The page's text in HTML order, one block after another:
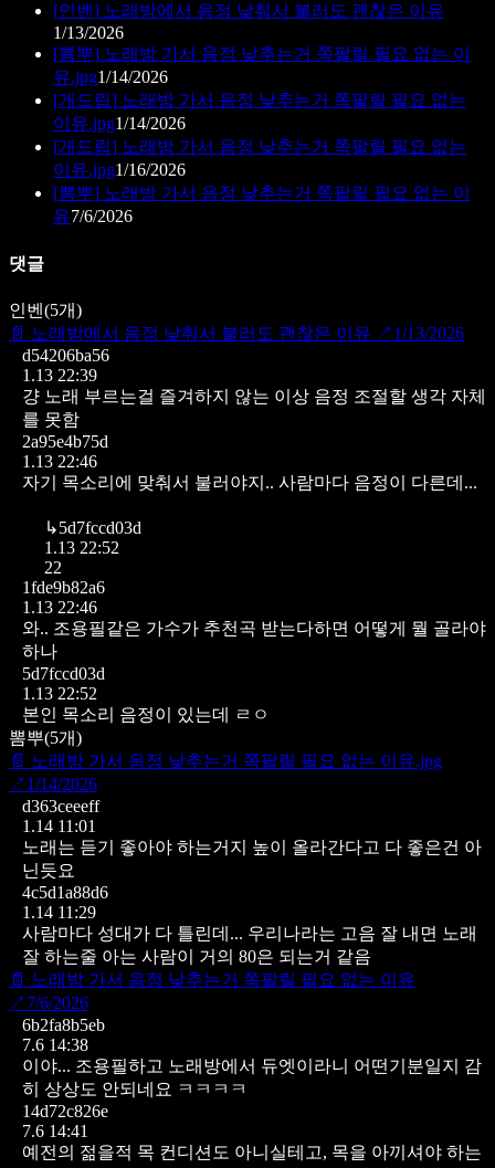
[인벤 ] 노래방에서 음정 낮춰서 불러도 괜찮은 이유
1/13/2026
[뽐뿌] 노래방 가서 음정 낮추는거 쪽팔릴 필요 없는 이
유.jpg1/14/2026
[개드립] 노래방 가서 음정 낮추는거 쪽팔릴 필요 없는
이유.jpg1/14/2026
[개드립] 노래방 가서 음정 낮추는거 쪽팔릴 필요 없는
이유.jpg1/16/2026
[뽐뿌] 노래방 가서 음정 낮추는거 쪽팔릴 필요 없는 이
유7/6/2026
댓글
인벤 (5개)
📄
노래방에서 음정 낮춰서 불러도 괜찮은 이유 ↗ 1/13/2026
d54206ba56
1.13 22:39
걍 노래 부르는걸 즐겨하지 않는 이상 음정 조절할 생각 자체
를 못함
2a95e4b75d
1.13 22:46
자기 목소리에 맞춰서 불러야지.. 사람마다 음정이 다른데...
↳5d7fccd03d
1.13 22:52
22
1fde9b82a6
1.13 22:46
와.. 조용필같은 가수가 추천곡 받는다하면 어떻게 뭘 골라야
하나
5d7fccd03d
1.13 22:52
본인 목소리 음정이 있는데 ㄹㅇ
뽐뿌(5개)
📄
노래방 가서 음정 낮추는거 쪽팔릴 필요 없는 이유.jpg
↗ 1/14/2026
d363ceeeff
1.14 11:01
노래는 듣기 좋아야 하는거지 높이 올라간다고 다 좋은건 아
닌듯요
4c5d1a88d6
1.14 11:29
사람마다 성대가 다 틀린데... 우리나라는 고음 잘 내면 노래
잘 하는줄 아는 사람이 거의 80은 되는거 같음
📄
노래방 가서 음정 낮추는거 쪽팔릴 필요 없는 이유
↗ 7/6/2026
6b2fa8b5eb
7.6 14:38
이야... 조용필하고 노래방에서 듀엣이라니 어떤기분일지 감
히 상상도 안되네요 ㅋㅋㅋㅋ
14d72c826e
7.6 14:41
예전의 젊을적 목 컨디션도 아니실테고, 목을 아끼셔야 하는